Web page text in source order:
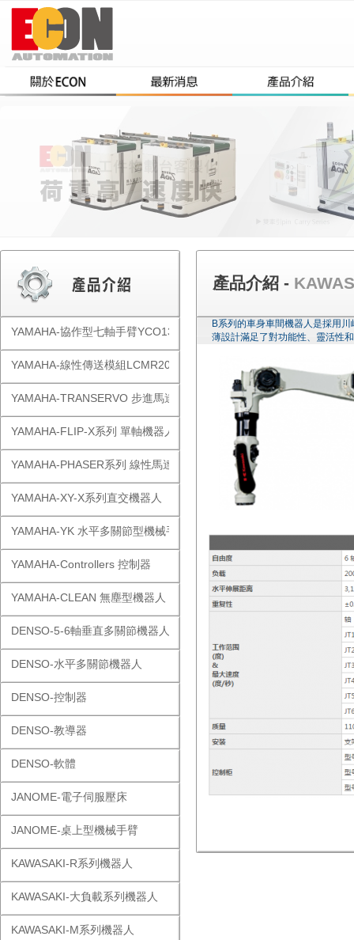
YAMAHA-協作型七軸手臂YCO1300
YAMAHA-線性傳送模組LCMR200
YAMAHA-TRANSERVO 步進馬達單軸
YAMAHA-FLIP-X系列 單軸機器人
YAMAHA-PHASER系列 線性馬達
YAMAHA-XY-X系列直交機器人
YAMAHA-YK 水平多關節型機械手
YAMAHA-Controllers 控制器
YAMAHA-CLEAN 無塵型機器人
DENSO-5-6軸垂直多關節機器人
DENSO-水平多關節機器人
DENSO-控制器
DENSO-教導器
DENSO-軟體
JANOME-電子伺服壓床
JANOME-桌上型機械手臂
KAWASAKI-R系列機器人
KAWASAKI-大負載系列機器人
KAWASAKI-M系列機器人
產品介紹 -
B系列的車身車間機器人是採用
薄設計滿足了對功能性、靈活性